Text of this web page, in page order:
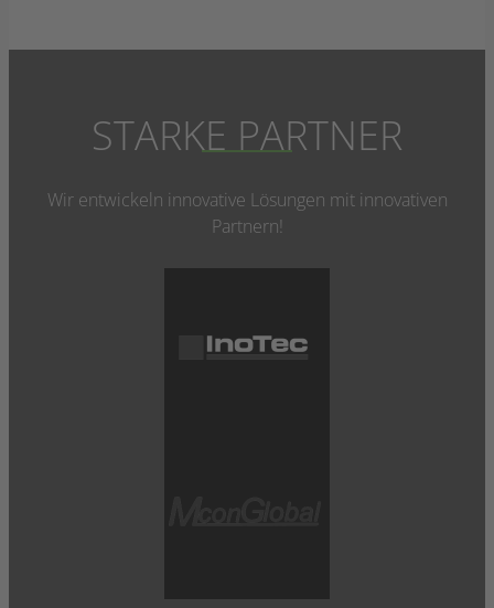
STARKE PARTNER
Wir entwickeln innovative Lösungen mit innovativen
Partnern!